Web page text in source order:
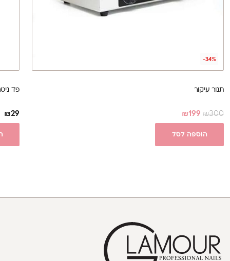
-34%
תנור עיקור
₪300
₪199
הוספה לסל
פד
₪29